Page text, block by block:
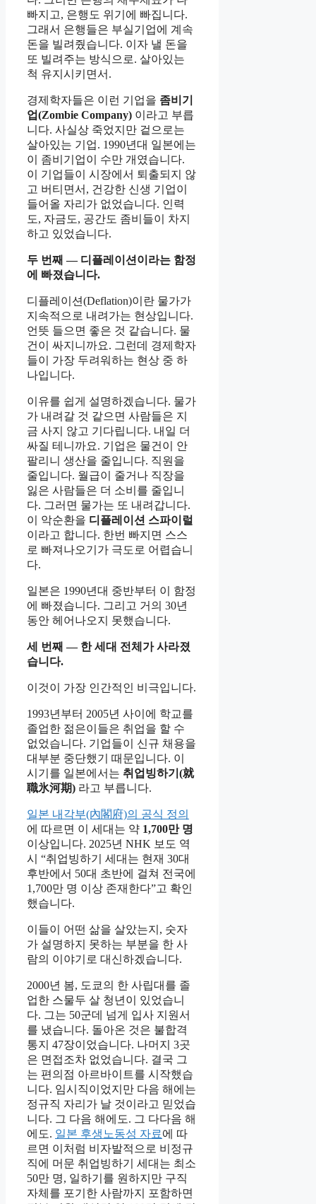
빠지고, 은행도 위기에 빠집니다.
그래서 은행들은 부실기업에 계속
돈을 빌려줬습니다. 이자 낼 돈을
또 빌려주는 방식으로. 살아있는
척 유지시키면서.
경제학자들은 이런 기업을 좀비기
업(Zombie Company) 이라고 부릅
니다. 사실상 죽었지만 겉으로는
살아있는 기업. 1990년대 일본에는
이 좀비기업이 수만 개였습니다.
이 기업들이 시장에서 퇴출되지 않
고 버티면서, 건강한 신생 기업이
들어올 자리가 없었습니다. 인력
도, 자금도, 공간도 좀비들이 차지
하고 있었습니다.
두 번째 — 디플레이션이라는 함정
에 빠졌습니다.
디플레이션(Deflation)이란 물가가
지속적으로 내려가는 현상입니다.
언뜻 들으면 좋은 것 같습니다. 물
건이 싸지니까요. 그런데 경제학자
들이 가장 두려워하는 현상 중 하
나입니다.
이유를 쉽게 설명하겠습니다. 물가
가 내려갈 것 같으면 사람들은 지
금 사지 않고 기다립니다. 내일 더
싸질 테니까요. 기업은 물건이 안
팔리니 생산을 줄입니다. 직원을
줄입니다. 월급이 줄거나 직장을
잃은 사람들은 더 소비를 줄입니
다. 그러면 물가는 또 내려갑니다.
이 악순환을 디플레이션 스파이럴
이라고 합니다. 한번 빠지면 스스
로 빠져나오기가 극도로 어렵습니
다.
일본은 1990년대 중반부터 이 함정
에 빠졌습니다. 그리고 거의 30년
동안 헤어나오지 못했습니다.
세 번째 — 한 세대 전체가 사라졌
습니다.
이것이 가장 인간적인 비극입니다.
1993년부터 2005년 사이에 학교를
졸업한 젊은이들은 취업을 할 수
없었습니다. 기업들이 신규 채용을
대부분 중단했기 때문입니다. 이
시기를 일본에서는 취업빙하기(就
職氷河期) 라고 부릅니다.
일본 내각부(內閣府)의 공식 정의
에 따르면 이 세대는 약 1,700만 명
이상입니다. 2025년 NHK 보도 역
시 “취업빙하기 세대는 현재 30대
후반에서 50대 초반에 걸쳐 전국에
1,700만 명 이상 존재한다”고 확인
했습니다.
이들이 어떤 삶을 살았는지, 숫자
가 설명하지 못하는 부분을 한 사
람의 이야기로 대신하겠습니다.
2000년 봄, 도쿄의 한 사립대를 졸
업한 스물두 살 청년이 있었습니
다. 그는 50군데 넘게 입사 지원서
를 냈습니다. 돌아온 것은 불합격
통지 47장이었습니다. 나머지 3곳
은 면접조차 없었습니다. 결국 그
는 편의점 아르바이트를 시작했습
니다. 임시직이었지만 다음 해에는
정규직 자리가 날 것이라고 믿었습
니다. 그 다음 해에도. 그 다다음 해
에도. 일본 후생노동성 자료에 따
르면 이처럼 비자발적으로 비정규
직에 머문 취업빙하기 세대는 최소
50만 명, 일하기를 원하지만 구직
자체를 포기한 사람까지 포함하면